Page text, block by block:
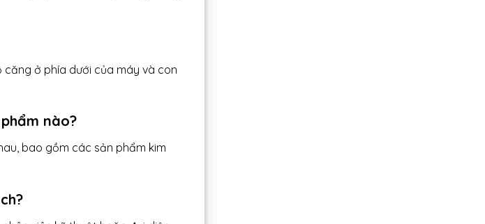
ở phía dưới của máy và con
nào?
bao gồm các sản phẩm kim